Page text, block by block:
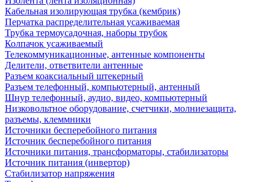
Кабельная изолирующая трубка (кембрик)
Перчатка распределительная усаживаемая
Трубка термоусадочная, наборы трубок
Колпачок усаживаемый
Телекоммуникационные, антенные компоненты
Делители, ответвители антенные
Разъем коаксиальный штекерный
Разъем телефонный, компьютерный, антенный
Шнур телефонный, аудио, видео, компьютерный
Низковольтное оборудование, счетчики, молниезащита,
разъемы, клеммники
Источники бесперебойного питания
Источник бесперебойного питания
Источники питания, трансформаторы, стабилизаторы
Источник питания (инвертор)
Стабилизатор напряжения